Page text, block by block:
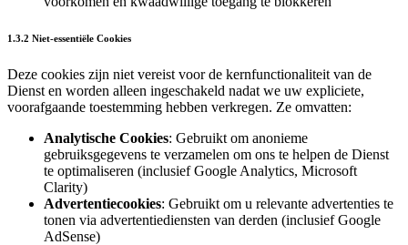
1.3.2 Niet‑essentiële Cookies
Deze cookies zijn niet vereist voor de kernfunctionaliteit van de
Dienst en worden alleen ingeschakeld nadat we uw expliciete,
voorafgaande toestemming hebben verkregen. Ze omvatten:
Analytische Cookies: Gebruikt om anonieme
gebruiksgegevens te verzamelen om ons te helpen de Dienst
te optimaliseren (inclusief Google Analytics, Microsoft
Clarity)
Advertentiecookies: Gebruikt om u relevante advertenties te
tonen via advertentiediensten van derden (inclusief Google
AdSense)